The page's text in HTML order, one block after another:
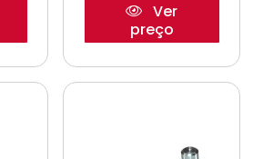
Ver
preço